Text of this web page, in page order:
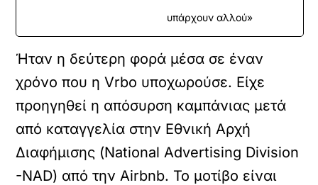
υπάρχουν αλλού»
Ήταν η δεύτερη φορά μέσα σε έναν
χρόνο που η Vrbo υποχωρούσε. Είχε
προηγηθεί η απόσυρση καμπάνιας μετά
από καταγγελία στην Εθνική Αρχή
Διαφήμισης (National Advertising Division
-NAD) από την Airbnb. Το μοτίβο είναι